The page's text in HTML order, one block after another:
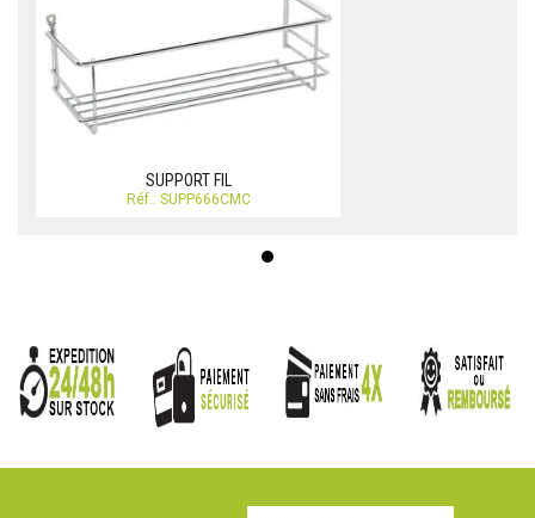
SUPPORT FIL
Réf.: SUPP666CMC